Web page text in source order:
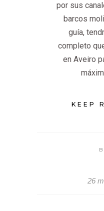
por sus
barcos
guía,
completo
en Aveiro
KEEP
26